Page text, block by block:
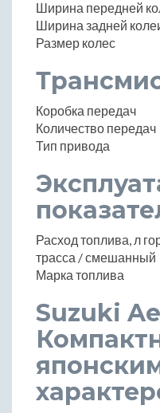
Ширина передней
Ширина задней
Размер колес
Коробка передач
Количество передач
Тип привода
Расход топлива, л
трасса / смешанный
Марка топлива
Suzuki